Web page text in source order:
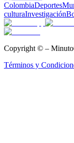
ColombiaDeportes
culturaInvestigación
Copyright © –
Términos y